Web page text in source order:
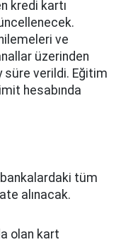
kredi kartı
ve
üzerinden
süre verildi. Eğitim
hesabında
tüm
alınacak.
olan kart